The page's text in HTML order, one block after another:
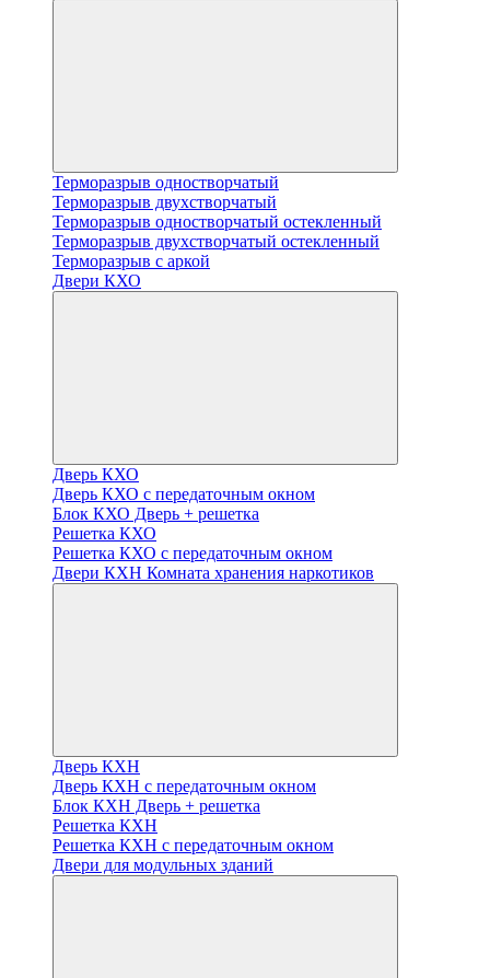
Терморазрыв одностворчатый
Терморазрыв двухстворчатый
Терморазрыв одностворчатый остекленный
Терморазрыв двухстворчатый остекленный
Терморазрыв с аркой
Двери КХО
Дверь КХО
Дверь КХО с передаточным окном
Блок КХО Дверь + решетка
Решетка КХО
Решетка КХО с передаточным окном
Двери КХН Комната хранения наркотиков
Дверь КХН
Дверь КХН с передаточным окном
Блок КХН Дверь + решетка
Решетка КХН
Решетка КХН с передаточным окном
Двери для модульных зданий